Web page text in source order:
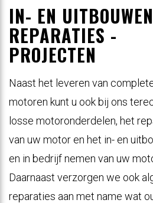
IN- EN
REPARATIES -
PROJECTEN
Naast het leveren van
motoren kunt u ook bij ons
losse motoronderdelen, het
van uw motor en het in- en
en in bedrijf nemen van uw
Daarnaast verzorgen we ook
reparaties aan met name wat